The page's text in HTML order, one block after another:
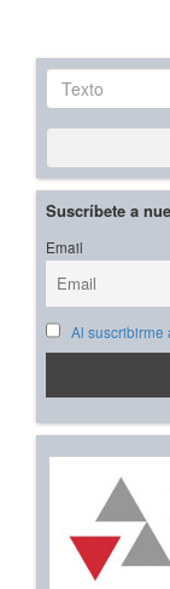
Texto
Suscríbete a
Email
Al suscribirme